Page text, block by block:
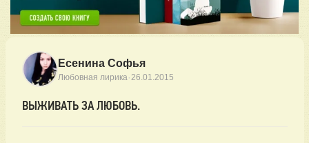
Есенина Софья
Любовная лирика·26.01.2015
ВЫЖИВАТЬ ЗА ЛЮБОВЬ.